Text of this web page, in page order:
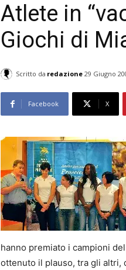
Atlete in
Giochi di
Scritto da redazione 29 Giugno
Facebook X
hanno premiato i campioni
ottenuto il plauso, tra gli altri,